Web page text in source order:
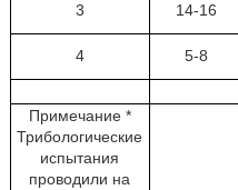
3
14-16
4
5-8
Примечание *
Трибологические
испытания
проводили на